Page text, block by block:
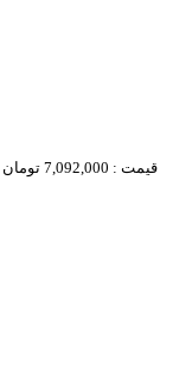
قیمت : 7,092,000 تومان